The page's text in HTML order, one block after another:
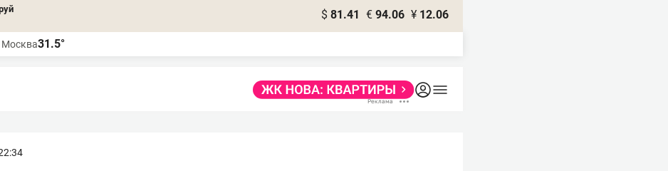
$ 81.41 € 94.06 ¥ 12.06
Москва31.5°